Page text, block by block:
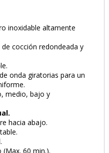
AL CARRITO
inoxidable altamente
cocción redondeada y
onda giratorias para un
medio, bajo y
hacia abajo.
60 min.).